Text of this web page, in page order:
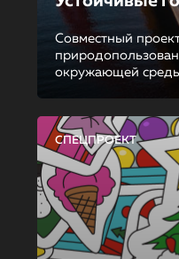
Совместный
окружающей
СПЕЦПРОЕКТ